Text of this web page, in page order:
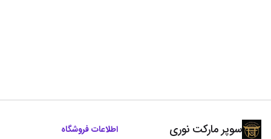
سوپر مارکت نوری اطلاعات فروشگاه